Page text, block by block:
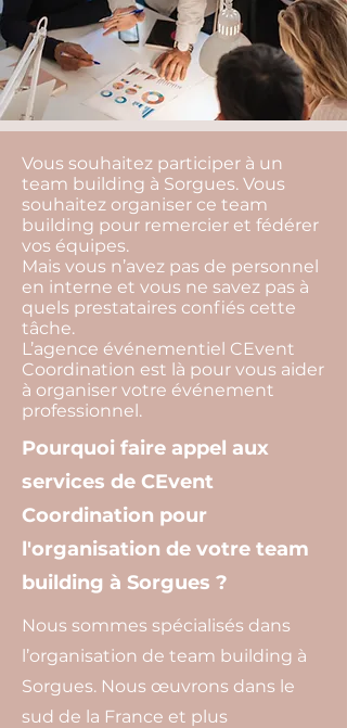
Vous souhaitez participer à un
team building à Sorgues. Vous
souhaitez organiser ce team
building pour remercier et fédérer
vos équipes.
Mais vous n’avez pas de personnel
en interne et vous ne savez pas à
quels prestataires confiés cette
tâche.
L’agence événementiel CEvent
Coordination est là pour vous aider
à organiser votre événement
professionnel.
Pourquoi faire appel aux
services de CEvent
Coordination pour
l'organisation de votre team
building à Sorgues ?
Nous sommes spécialisés dans
l’organisation de team building à
Sorgues. Nous œuvrons dans le
sud de la France et plus